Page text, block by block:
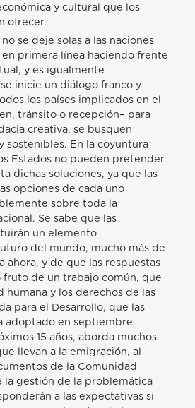
y cultural que los
ofrecer.
se deje solas a las naciones
primera línea haciendo frente
y es igualmente
inicie un diálogo franco y
los países implicados en el
tránsito o recepción– para
creativa, se busquen
sostenibles. En la coyuntura
Estados no pueden pretender
dichas soluciones, ya que las
opciones de cada uno
sobre toda la
Se sabe que las
un elemento
del mundo, mucho más de
ahora, y de que las respuestas
fruto de un trabajo común, que
humana y los derechos de las
para el Desarrollo, que las
adoptado en septiembre
15 años, aborda muchos
llevan a la emigración, al
de la Comunidad
la gestión de la problemática
a las expectativas si